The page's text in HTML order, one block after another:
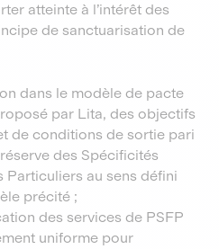
atteinte à l’intérêt des
de sanctuarisation de
dans le modèle de pacte
par Lita, des objectifs
de conditions de sortie pari
des Spécificités
Particuliers au sens défini
précité ;
des services de PSFP
uniforme pour